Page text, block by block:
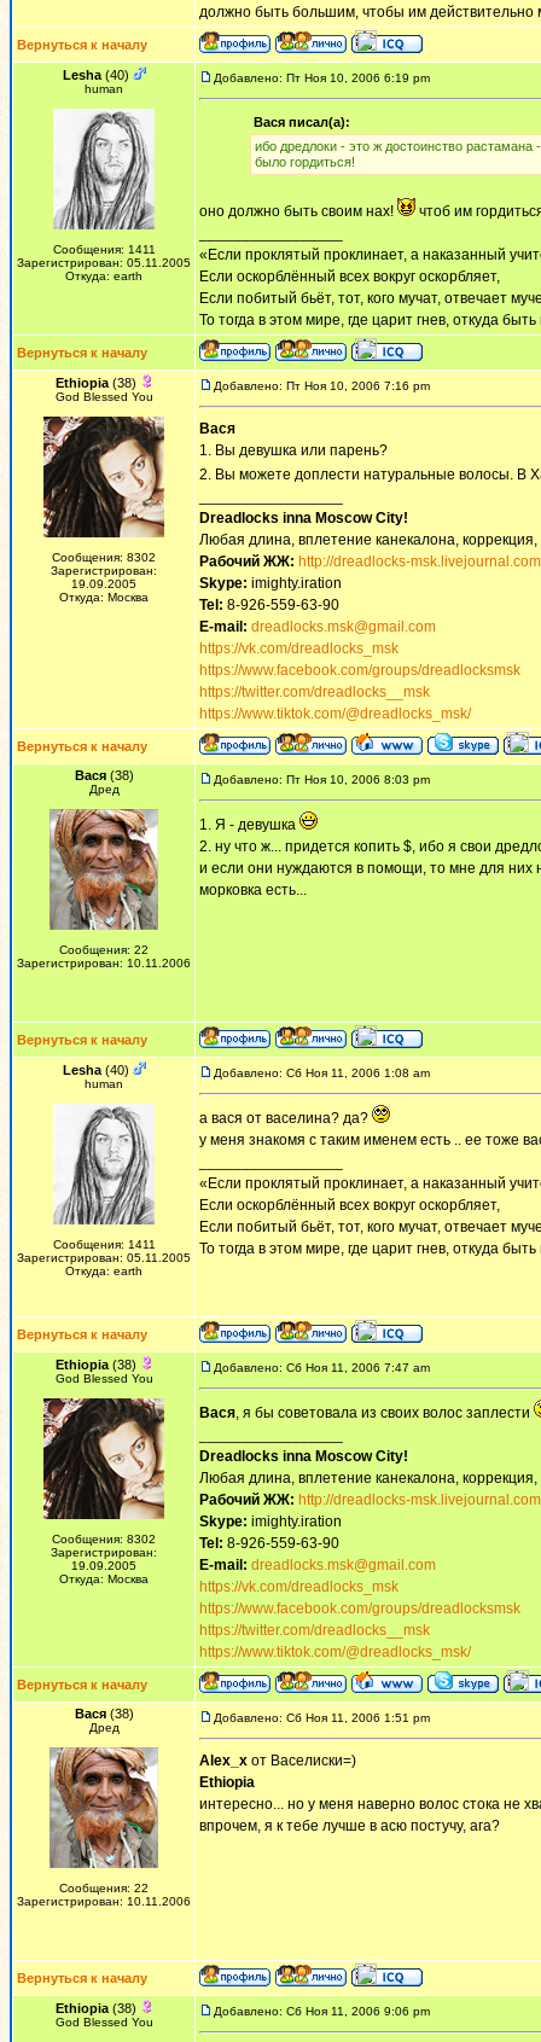
должно быть большим, чтобы им действительно
Вернуться к началу
Lesha(40)
human
Сообщения: 1411
Зарегистрирован: 05.11.2005
Откуда: earth
Добавлено: Пт Ноя 10, 2006 6:19 pm
Вася писал(а):
ибо дредлоки - это ж достоинство
было гордиться!
оно должно быть своим нах!
чтоб им
«Если проклятый проклинает, а наказанный
Если оскорблённый всех вокруг оскорбляет,
Если побитый бьёт, тот, кого мучат, отвечает
То тогда в этом мире, где царит гнев, откуда
Вернуться к началу
Ethiopia(38)
God Blessed You
Сообщения: 8302
Зарегистрирован:
19.09.2005
Откуда: Москва
Добавлено: Пт Ноя 10, 2006 7:16 pm
Вася
1. Вы девушка или парень?
2. Вы можете доплести натуральные волосы. В
Dreadlocks inna Moscow Сity!
Любая длина, вплетение канекалона,
Рабочий ЖЖ: http://dreadlocks-
Skype: imighty.iration
Tel: 8-926-559-63-90
E-mail: dreadlocks.msk@gmail.com
https://vk.com/dreadlocks_msk
https://www.facebook.com/groups/dreadlocksmsk
https://twitter.com/dreadlocks__msk
https://www.tiktok.com/@dreadlocks_msk/
Вернуться к началу
Вася(38)
Дред
Сообщения: 22
Зарегистрирован: 10.11.2006
Добавлено: Пт Ноя 10, 2006 8:03 pm
1. Я - девушка
2. ну что ж... придется копить $, ибо я свои
и если они нуждаются в помощи, то мне для них
морковка есть...
Вернуться к началу
Lesha(40)
human
Сообщения: 1411
Зарегистрирован: 05.11.2005
Откуда: earth
Добавлено: Сб Ноя 11, 2006 1:08 am
а вася от васелина? да?
у меня знакомя с таким именем есть .. ее тоже
«Если проклятый проклинает, а наказанный
Если оскорблённый всех вокруг оскорбляет,
Если побитый бьёт, тот, кого мучат, отвечает
То тогда в этом мире, где царит гнев, откуда
Вернуться к началу
Ethiopia(38)
God Blessed You
Сообщения: 8302
Зарегистрирован:
19.09.2005
Откуда: Москва
Добавлено: Сб Ноя 11, 2006 7:47 am
Вася, я бы советовала из своих волос заплести
Dreadlocks inna Moscow Сity!
Любая длина, вплетение канекалона,
Рабочий ЖЖ: http://dreadlocks-
Skype: imighty.iration
Tel: 8-926-559-63-90
E-mail: dreadlocks.msk@gmail.com
https://vk.com/dreadlocks_msk
https://www.facebook.com/groups/dreadlocksmsk
https://twitter.com/dreadlocks__msk
https://www.tiktok.com/@dreadlocks_msk/
Вернуться к началу
Вася(38)
Дред
Сообщения: 22
Зарегистрирован: 10.11.2006
Добавлено: Сб Ноя 11, 2006 1:51 pm
Alex_x от Васелиски=)
Ethiopia
интересно... но у меня наверно волос стока не
впрочем, я к тебе лучше в асю постучу, ага?
Вернуться к началу
Ethiopia(38)
God Blessed You
Добавлено: Сб Ноя 11, 2006 9:06 pm